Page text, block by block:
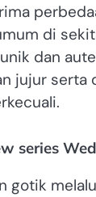
di
dan
jujur serta
series
gotik